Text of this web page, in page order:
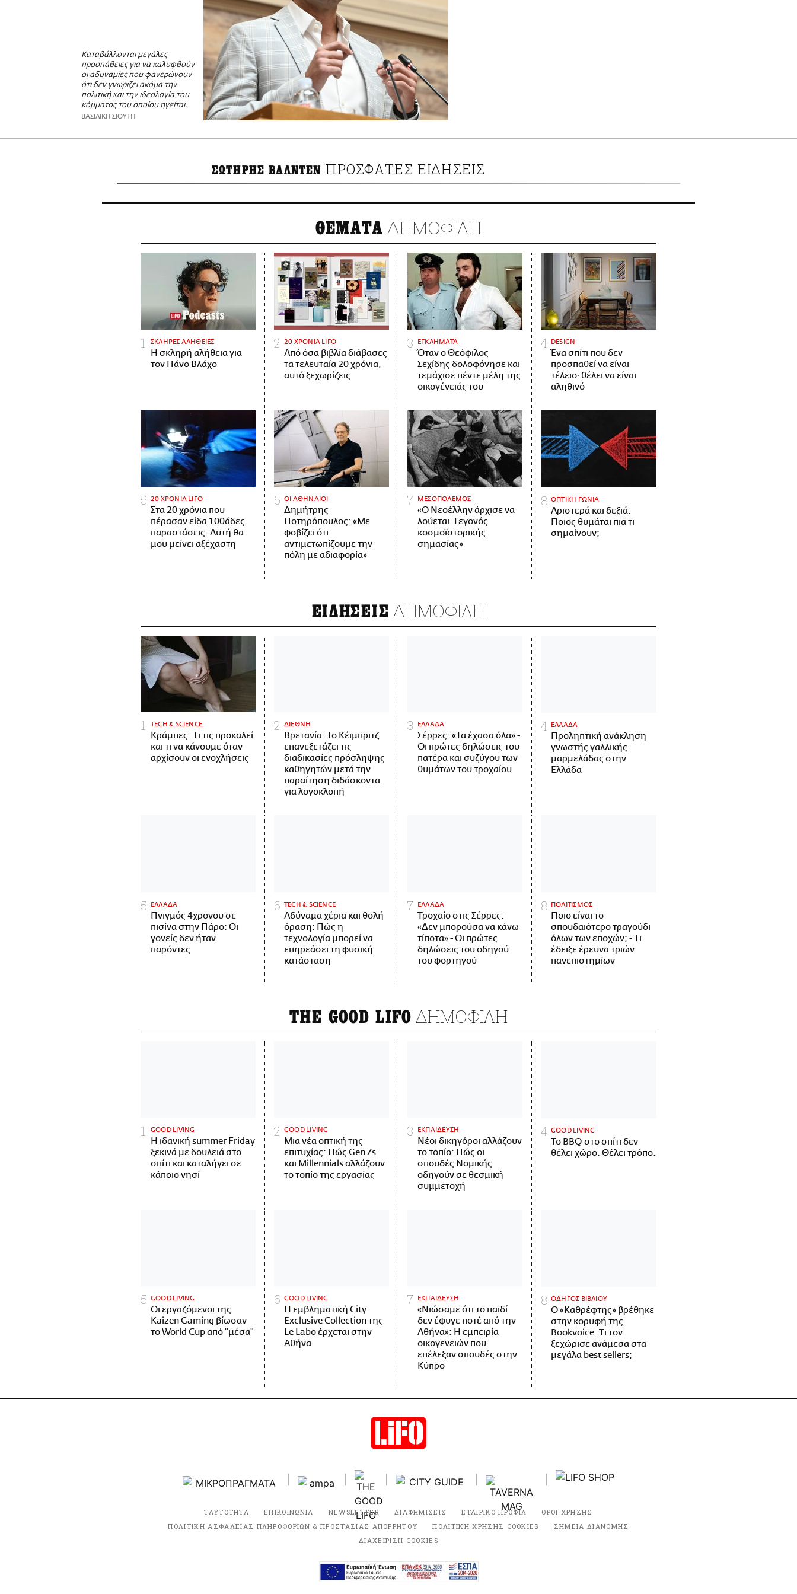
Καταβάλλονται μεγάλες
προσπάθειες για να καλυφθούν
οι αδυναμίες που φανερώνουν
ότι δεν γνωρίζει ακόμα την
πολιτική και την ιδεολογία του
κόμματος του οποίου ηγείται.
ΒΑΣΙΛΙΚΗ ΣΙΟΥΤΗ
ΣΩΤΗΡΗΣ ΒΑΛΝΤΕΝ ΠΡΟΣΦΑΤΕΣ ΕΙΔΗΣΕΙΣ
ΘΕΜΑΤΑ ΔΗΜΟΦΙΛΗ
ΣΚΛΗΡΕΣ ΑΛΗΘΕΙΕΣ
H σκληρή αλήθεια για
τον Πάνο Βλάχο
20 ΧΡΟΝΙΑ LIFO
Από όσα βιβλία διάβασες
τα τελευταία 20 χρόνια,
αυτό ξεχωρίζεις
ΕΓΚΛΗΜΑΤΑ
Όταν ο Θεόφιλος
Σεχίδης δολοφόνησε και
τεμάχισε πέντε μέλη της
οικογένειάς του
DESIGN
Ένα σπίτι που δεν
προσπαθεί να είναι
τέλειο· θέλει να είναι
αληθινό
20 ΧΡΟΝΙΑ LIFO
Στα 20 χρόνια που
πέρασαν είδα 100άδες
παραστάσεις. Αυτή θα
μου μείνει αξέχαστη
ΟΙ ΑΘΗΝΑΙΟΙ
Δημήτρης
Ποτηρόπουλος: «Με
φοβίζει ότι
αντιμετωπίζουμε την
πόλη με αδιαφορία»
ΜΕΣΟΠΟΛΕΜΟΣ
«Ο Νεοέλλην άρχισε να
λούεται. Γεγονός
κοσμοϊστορικής
σημασίας»
ΟΠΤΙΚΗ ΓΩΝΙΑ
Αριστερά και δεξιά:
Ποιος θυμάται πια τι
σημαίνουν;
ΕΙΔΗΣΕΙΣ ΔΗΜΟΦΙΛΗ
ΤECH & SCIENCE
Κράμπες: Τι τις προκαλεί
και τι να κάνουμε όταν
αρχίσουν οι ενοχλήσεις
ΔΙΕΘΝΗ
Βρετανία: Το Κέιμπριτζ
επανεξετάζει τις
διαδικασίες πρόσληψης
καθηγητών μετά την
παραίτηση διδάσκοντα
για λογοκλοπή
ΕΛΛΑΔΑ
Σέρρες: «Τα έχασα όλα» -
Οι πρώτες δηλώσεις του
πατέρα και συζύγου των
θυμάτων του τροχαίου
ΕΛΛΑΔΑ
Προληπτική ανάκληση
γνωστής γαλλικής
μαρμελάδας στην
Ελλάδα
ΕΛΛΑΔΑ
Πνιγμός 4χρονου σε
πισίνα στην Πάρο: Οι
γονείς δεν ήταν
παρόντες
ΤECH & SCIENCE
Αδύναμα χέρια και θολή
όραση: Πώς η
τεχνολογία μπορεί να
επηρεάσει τη φυσική
κατάσταση
ΕΛΛΑΔΑ
Τροχαίο στις Σέρρες:
«Δεν μπορούσα να κάνω
τίποτα» - Οι πρώτες
δηλώσεις του οδηγού
του φορτηγού
ΠΟΛΙΤΙΣΜΟΣ
Ποιο είναι το
σπουδαιότερο τραγούδι
όλων των εποχών; - Τι
έδειξε έρευνα τριών
πανεπιστημίων
THE GOOD LIFO ΔΗΜΟΦΙΛΗ
GOOD LIVING
Η ιδανική summer Friday
ξεκινά με δουλειά στο
σπίτι και καταλήγει σε
κάποιο νησί
GOOD LIVING
Μια νέα οπτική της
επιτυχίας: Πώς Gen Zs
και Millennials αλλάζουν
το τοπίο της εργασίας
ΕΚΠΑΙΔΕΥΣΗ
Νέοι δικηγόροι αλλάζουν
το τοπίο: Πώς οι
σπουδές Νομικής
οδηγούν σε θεσμική
συμμετοχή
GOOD LIVING
Το BBQ στο σπίτι δεν
θέλει χώρο. Θέλει τρόπο.
GOOD LIVING
Οι εργαζόμενοι της
Kaizen Gaming βίωσαν
το World Cup από "μέσα"
GOOD LIVING
Η εμβληματική City
Exclusive Collection της
Le Labo έρχεται στην
Αθήνα
ΕΚΠΑΙΔΕΥΣΗ
«Νιώσαμε ότι το παιδί
δεν έφυγε ποτέ από την
Αθήνα»: Η εμπειρία
οικογενειών που
επέλεξαν σπουδές στην
Κύπρο
ΟΔΗΓΟΣ ΒΙΒΛΙΟΥ
Ο «Καθρέφτης» βρέθηκε
στην κορυφή της
Bookvoice. Τι τον
ξεχώρισε ανάμεσα στα
μεγάλα best sellers;
ΤΑΥΤΟΤΗΤΑ ΕΠΙΚΟΙΝΩΝΙΑ NEWSLETTER ΔΙΑΦΗΜΙΣΕΙΣ ΕΤΑΙΡΙΚΟ ΠΡΟΦΙΛ
ΟΡΟΙ ΧΡΗΣΗΣ
ΠΟΛΙΤΙΚΗ ΑΣΦΑΛΕΙΑΣ ΠΛΗΡΟΦΟΡΙΩΝ & ΠΡΟΣΤΑΣΙΑΣ ΑΠΟΡΡΗΤΟΥ
ΠΟΛΙΤΙΚΗ ΧΡΗΣΗΣ COOKIES
ΣΗΜΕΙΑ ΔΙΑΝΟΜΗΣ
ΔΙΑΧΕΙΡΙΣΗ COOKIES